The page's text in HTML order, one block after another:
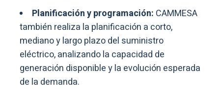
Planificación y programación: CAMMESA
también realiza la planificación a corto,
mediano y largo plazo del suministro
eléctrico, analizando la capacidad de
generación disponible y la evolución esperada
de la demanda.